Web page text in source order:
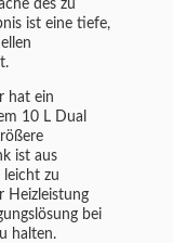
des zu
ist eine tiefe,
hat ein
10 L Dual
ist aus
leicht zu
Heizleistung
bei
halten.